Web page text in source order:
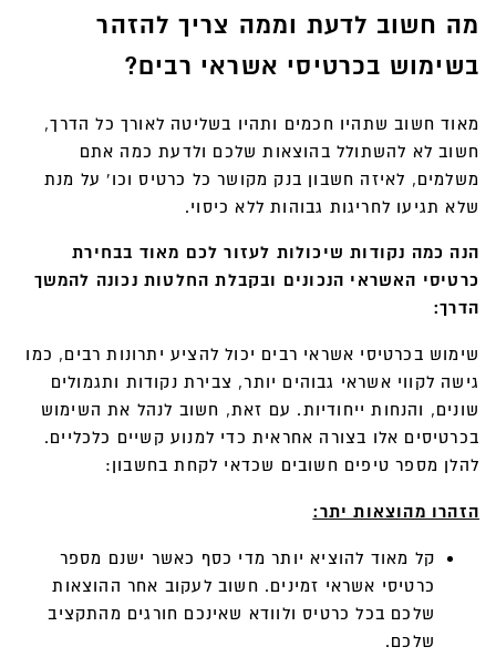
מה חשוב לדעת וממה צריך להזהר
בשימוש בכרטיסי אשראי רבים?
מאוד חשוב שתהיו חכמים ותהיו בשליטה לאורך כל הדרך,
חשוב לא להשתולל בהוצאות שלכם ולדעת כמה אתם
משלמים, לאיזה חשבון בנק מקושר כל כרטיס וכו' על מנת
שלא תגיעו לחריגות גבוהות ללא כיסוי.
הנה כמה נקודות שיכולות לעזור לכם מאוד בבחירת
כרטיסי האשראי הנכונים ובקבלת החלטות נכונה להמשך
הדרך:
שימוש בכרטיסי אשראי רבים יכול להציע יתרונות רבים, כמו
גישה לקווי אשראי גבוהים יותר, צבירת נקודות ותגמולים
שונים, והנחות ייחודיות. עם זאת, חשוב לנהל את השימוש
בכרטיסים אלו בצורה אחראית כדי למנוע קשיים כלכליים.
להלן מספר טיפים חשובים שכדאי לקחת בחשבון:
הזהרו מהוצאות יתר:
קל מאוד להוציא יותר מדי כסף כאשר ישנם מספר
כרטיסי אשראי זמינים. חשוב לעקוב אחר ההוצאות
שלכם בכל כרטיס ולוודא שאינכם חורגים מהתקציב
שלכם.